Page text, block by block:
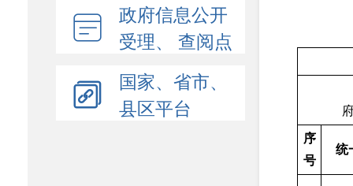
政府信息公开
受理、 查阅点
国家、省市、
县区平台
序
号
统